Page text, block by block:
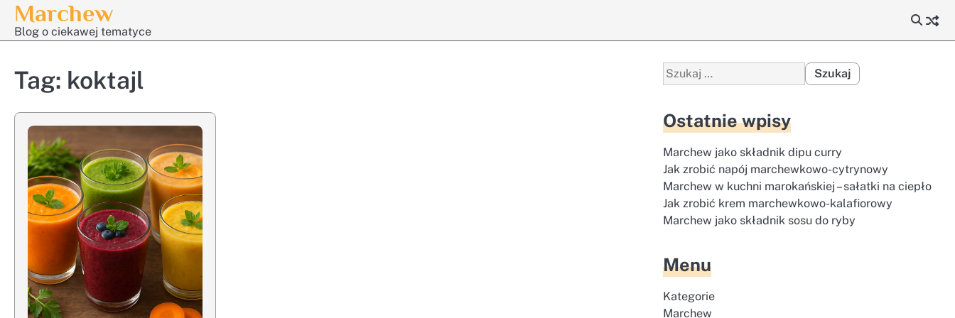
Skip
content
Marchew
Blog o ciekawej tematyce
Tag: koktajl Szukaj:
Ostatnie wpisy
Marchew jako składnik dipu curry
Jak zrobić napój marchewkowo-cytrynowy
Marchew w kuchni marokańskiej – sałatki na ciepło
Jak zrobić krem marchewkowo-kalafiorowy
Marchew jako składnik sosu do ryby
Menu
Kategorie
Marchew